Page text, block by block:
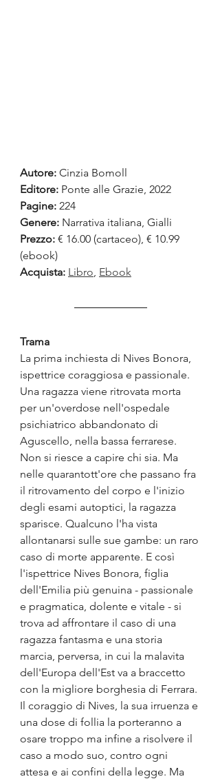
Autore: Cinzia Bomoll
Editore: Ponte alle Grazie, 2022
Pagine: 224
Genere: Narrativa italiana, Gialli
Prezzo: € 16.00 (cartaceo), € 10.99
(ebook)
Acquista: Libro, Ebook
Trama
La prima inchiesta di Nives Bonora,
ispettrice coraggiosa e passionale.
Una ragazza viene ritrovata morta
per un'overdose nell'ospedale
psichiatrico abbandonato di
Aguscello, nella bassa ferrarese.
Non si riesce a capire chi sia. Ma
nelle quarantott'ore che passano fra
il ritrovamento del corpo e l'inizio
degli esami autoptici, la ragazza
sparisce. Qualcuno l'ha vista
allontanarsi sulle sue gambe: un raro
caso di morte apparente. E così
l'ispettrice Nives Bonora, figlia
dell'Emilia più genuina - passionale
e pragmatica, dolente e vitale - si
trova ad affrontare il caso di una
ragazza fantasma e una storia
marcia, perversa, in cui la malavita
dell'Europa dell'Est va a braccetto
con la migliore borghesia di Ferrara.
Il coraggio di Nives, la sua irruenza e
una dose di follia la porteranno a
osare troppo ma infine a risolvere il
caso a modo suo, contro ogni
attesa e ai confini della legge. Ma